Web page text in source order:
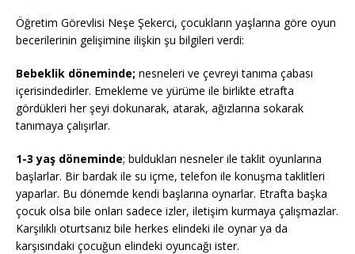
Öğretim Görevlisi Neşe Şekerci, çocukların yaşlarına göre oyun
becerilerinin gelişimine ilişkin şu bilgileri verdi:
Bebeklik döneminde; nesneleri ve çevreyi tanıma çabası
içerisindedirler. Emekleme ve yürüme ile birlikte etrafta
gördükleri her şeyi dokunarak, atarak, ağızlarına sokarak
tanımaya çalışırlar.
1-3 yaş döneminde; buldukları nesneler ile taklit oyunlarına
başlarlar. Bir bardak ile su içme, telefon ile konuşma taklitleri
yaparlar. Bu dönemde kendi başlarına oynarlar. Etrafta başka
çocuk olsa bile onları sadece izler, iletişim kurmaya çalışmazlar.
Karşılıklı oturtsanız bile herkes elindeki ile oynar ya da
karşısındaki çocuğun elindeki oyuncağı ister.